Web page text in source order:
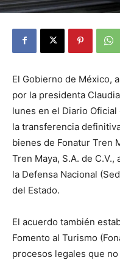
El Gobierno de México,
por la presidenta
lunes en el Diario
la transferencia
bienes de Fonatur Tren
Tren Maya, S.A. de
la Defensa Nacional
del Estado.
El acuerdo también
Fomento al Turismo
procesos legales que